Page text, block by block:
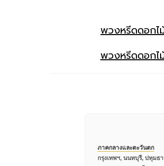
พวงหรีดดอกไ
พวงหรีดดอกไ
ภาคกลางและตะวันตก
กรุงเทพฯ, นนทบุรี, ปทุมธ